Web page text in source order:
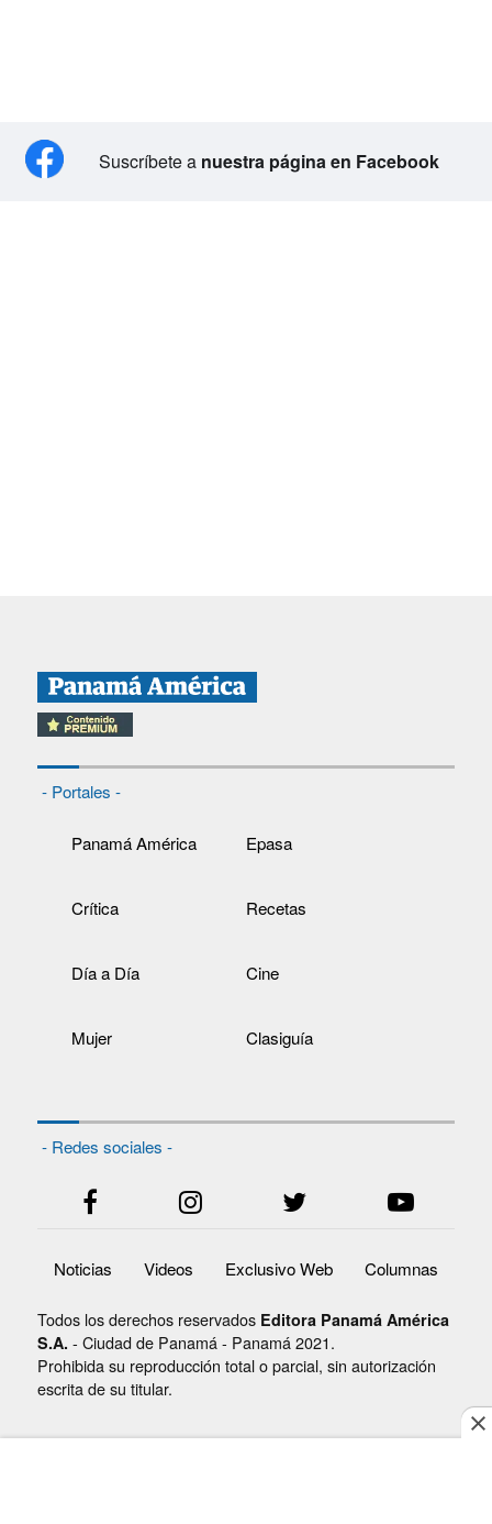
Suscríbete a nuestra página en Facebook
- Portales -
Panamá América Epasa
Crítica Recetas
Día a Día Cine
Mujer Clasiguía
- Redes sociales -
Noticias Videos Exclusivo Web Columnas
Todos los derechos reservados Editora Panamá América
S.A. - Ciudad de Panamá - Panamá 2021.
Prohibida su reproducción total o parcial, sin autorización
escrita de su titular.